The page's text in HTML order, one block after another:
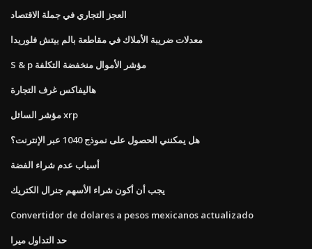
العجز التجاري في جملة الاقتصاد
معدلات ضريبة الأملاك في مقاطعة بالم بيتش فلوريدا
S & p مؤشر الأموال منخفضة التكلفة
هاليفاكس غرف التجارة
مؤشر السائل xrp
هل يمكنني الحصول على نموذج 1040 عبر الإنترنت؟
أسباب عدم شراء الفضة
يجب أن أكون شراء الأسهم جنرال الكتريك
Convertidor de dolares a pesos mexicanos actualizado
حد التداول ميرا